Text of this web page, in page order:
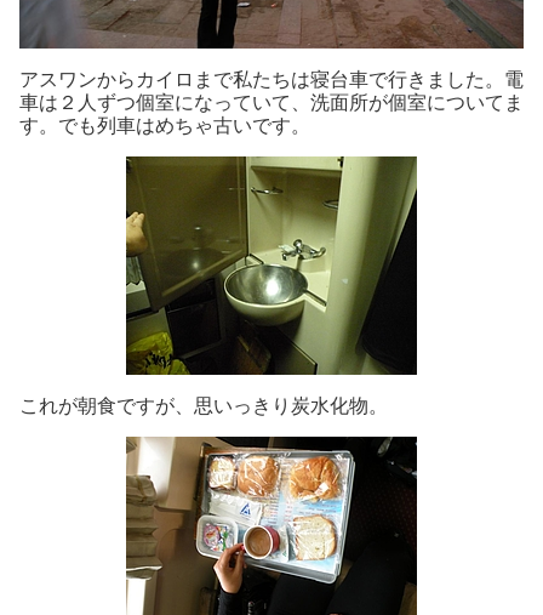
アスワンからカイロまで私たちは寝台車で行きました。電
車は２人ずつ個室になっていて、洗面所が個室についてま
す。でも列車はめちゃ古いです。
これが朝食ですが、思いっきり炭水化物。